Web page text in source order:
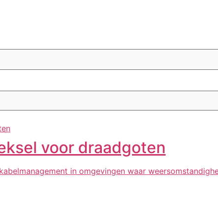
voor draadgoten
in omgevingen waar